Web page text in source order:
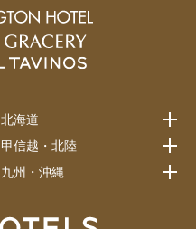
北海道
甲信越・北陸
九州・沖縄